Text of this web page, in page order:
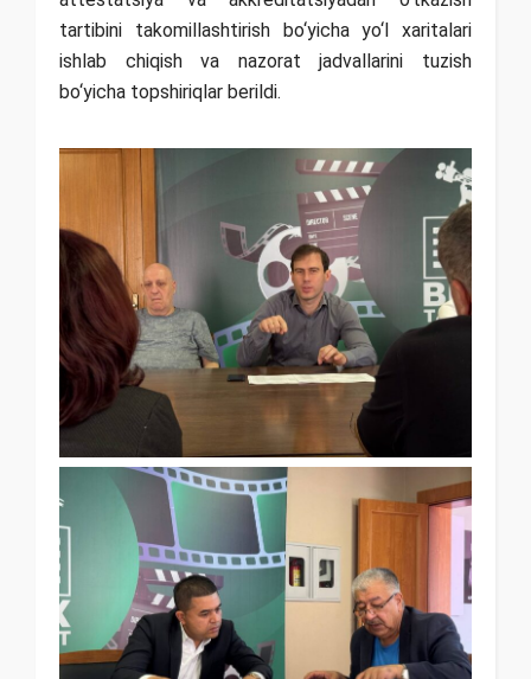
tartibini takomillashtirish bо‘yicha yо‘l xaritalari
ishlab chiqish va nazorat jadvallarini tuzish
bо‘yicha topshiriqlar berildi.